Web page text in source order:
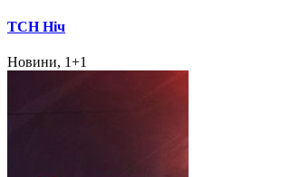
ТСН Ніч
Новини, 1+1